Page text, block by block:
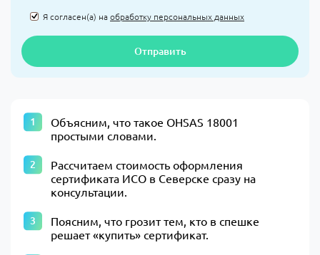
Я согласен(а) наобработку персональных данных
Отправить
Объясним, что такое OHSAS 18001
простыми словами.
Рассчитаем стоимость оформления
сертификата ИСО в Северске сразу на
консультации.
Поясним, что грозит тем, кто в спешке
решает «купить» сертификат.